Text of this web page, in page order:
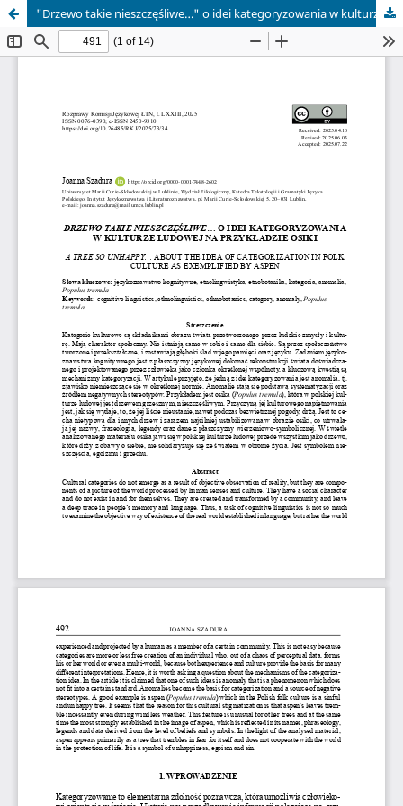
"Drzewo takie nieszczęśliwe…" o idei kategoryzowania w kulturze ludowej na przykładzie osiki